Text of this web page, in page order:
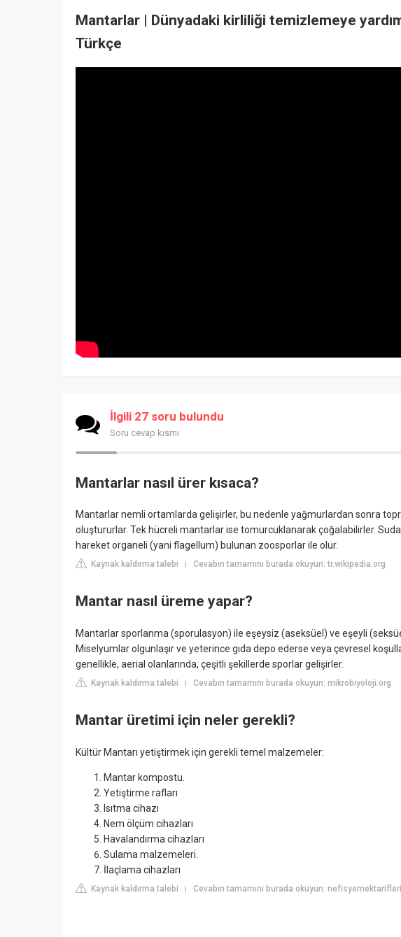
Mantarlar | Dünyadaki kirliliği temizlemeye
Türkçe
İlgili 27 soru bulundu
Soru cevap kısmı
Mantarlar nasıl ürer kısaca?
Mantarlar nemli ortamlarda gelişirler, bu nedenle yağmurlardan sonra
oluştururlar. Tek hücreli mantarlar ise tomurcuklanarak çoğalabilirler.
hareket organeli (yani flagellum) bulunan zoosporlar ile olur.
Kaynak kaldırma talebi | Cevabın tamamını burada okuyun: tr.wikipedia.org
Mantar nasıl üreme yapar?
Mantarlar sporlanma (sporulasyon) ile eşeysiz (aseksüel) ve eşeyli
Miselyumlar olgunlaşır ve yeterince gıda depo ederse veya çevresel
genellikle, aerial olanlarında, çeşitli şekillerde sporlar gelişirler.
Kaynak kaldırma talebi | Cevabın tamamını burada okuyun: mikrobiyoloji.org
Mantar üretimi için neler gerekli?
Kültür Mantarı yetiştirmek için gerekli temel malzemeler:
Mantar kompostu.
Yetiştirme rafları
Isıtma cihazı
Nem ölçüm cihazları
Havalandırma cihazları
Sulama malzemeleri.
İlaçlama cihazları
Kaynak kaldırma talebi | Cevabın tamamını burada okuyun: